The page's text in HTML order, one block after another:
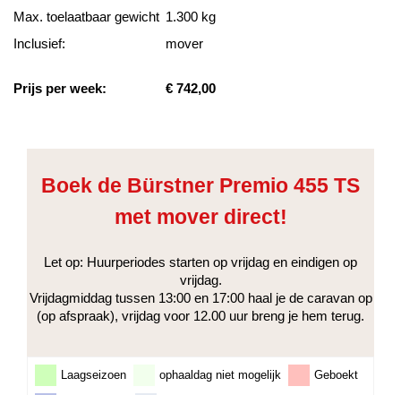
Max. toelaatbaar gewicht 1.300 kg
Inclusief:
mover
Prijs per week: € 742,00
Boek de Bürstner Premio 455 TS
met mover direct!
Let op: Huurperiodes starten op vrijdag en eindigen op
vrijdag.
Vrijdagmiddag tussen 13:00 en 17:00 haal je de caravan op
(op afspraak), vrijdag voor 12.00 uur breng je hem terug.
Laagseizoen ophaaldag niet mogelijk Geboekt